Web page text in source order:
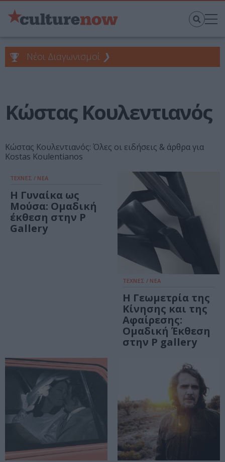
Νέοι Διαγωνισμοί ❯
Κώστας Κουλεντιανός
Κώστας Κουλεντιανός: Όλες οι ειδήσεις & άρθρα για
Kostas Koulentianos
ΤΕΧΝΕΣ / ΝΕΑ
Η Γυναίκα ως
Μούσα: Ομαδική
έκθεση στην P
Gallery
ΤΕΧΝΕΣ / ΝΕΑ
Η Γεωμετρία της
Κίνησης και της
Αφαίρεσης:
Ομαδική Έκθεση
στην P gallery